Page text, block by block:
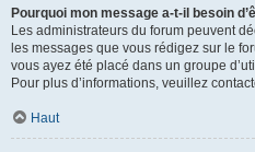
Pourquoi mon message a-t-il besoin
Les administrateurs du forum peuvent
les messages que vous rédigez sur le
vous ayez été placé dans un groupe
Pour plus d’informations, veuillez
Haut